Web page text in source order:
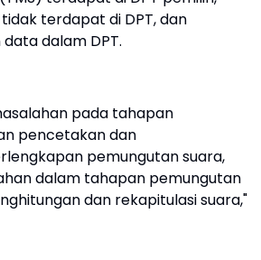
terdapat di DPT, dan
dalam DPT.
pada tahapan
pencetakan dan
pemungutan suara,
dalam tahapan pemungutan
dan rekapitulasi suara,"